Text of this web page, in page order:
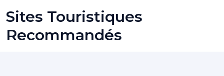
to
content
Sites Touristiques
Recommandés